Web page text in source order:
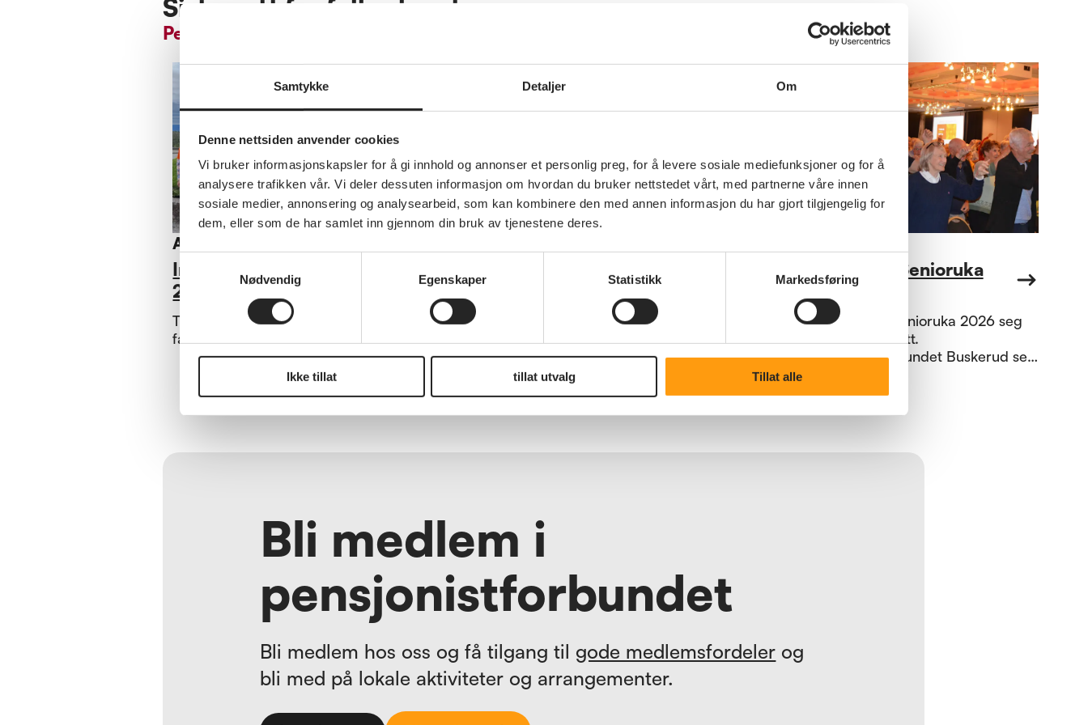
Samtykke Detaljer Om
Denne nettsiden anvender cookies
Vi bruker informasjonskapsler for å gi innhold og annonser et personlig preg, for å levere sosiale mediefunksjoner og for å
analysere trafikken vår. Vi deler dessuten informasjon om hvordan du bruker nettstedet vårt, med partnerne våre innen
sosiale medier, annonsering og analysearbeid, som kan kombinere den med annen informasjon du har gjort tilgjengelig for
dem, eller som de har samlet inn gjennom din bruk av tjenestene deres.
Nødvendig
Egenskaper Statistikk Markedsføring
Ikke tillat tillat utvalg Tillat alle
Siste nytt fra fylkeslaget
Pensjonistforbundet Buskerud
Annet
Informasjonsbrev juli
2026
Takk til alle tillitsvalgte for den
fantastiske jobben dere gjør.
Bli medlem - vinn
opphold på Storefjell
Sammen står vi sterkere - bli en
del av pensjonistenes egen
organisasjon som jobber for
fellesskap, aktivitet og dine
rettigheter.
Bussruter Senioruka
2026
Nå nærmer Senioruka 2026 seg
med stormskritt.
Pensjonistforbundet Buskerud ser
Bli medlem i
pensjonistforbundet
Bli medlem hos oss og få tilgang til gode medlemsfordeler og
bli med på lokale aktiviteter og arrangementer.